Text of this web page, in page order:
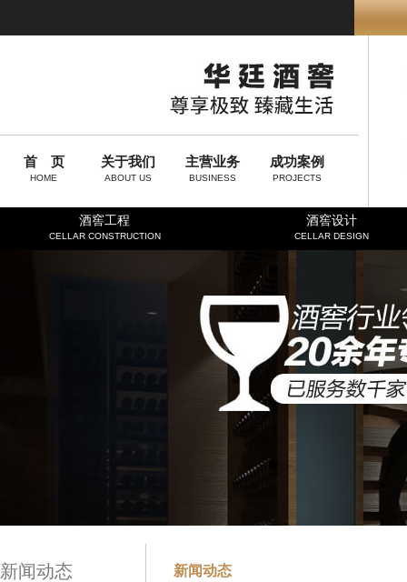
首 页
HOME
关于我们
ABOUT US
主营业务
BUSINESS
成功案例
PROJECTS
酒窖工程
CELLAR CONSTRUCTION
酒窖设计
CELLAR DESIGN
新闻动态 新闻动态